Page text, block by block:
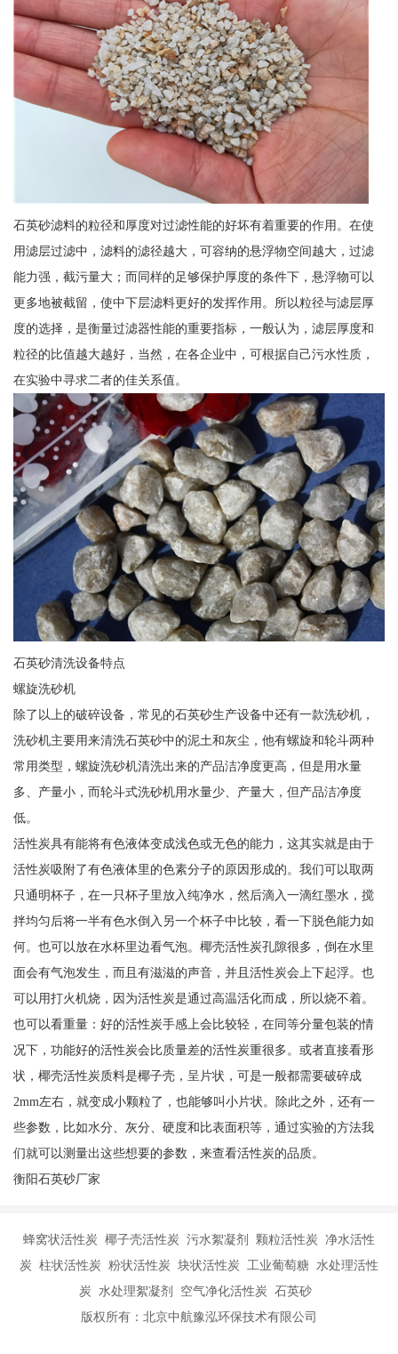
石英砂滤料的粒径和厚度对过滤性能的好坏有着重要的作用。在使
用滤层过滤中，滤料的滤径越大，可容纳的悬浮物空间越大，过滤
能力强，截污量大；而同样的足够保护厚度的条件下，悬浮物可以
更多地被截留，使中下层滤料更好的发挥作用。所以粒径与滤层厚
度的选择，是衡量过滤器性能的重要指标，一般认为，滤层厚度和
粒径的比值越大越好，当然，在各企业中，可根据自己污水性质，
在实验中寻求二者的佳关系值。
石英砂清洗设备特点
螺旋洗砂机
除了以上的破碎设备，常见的石英砂生产设备中还有一款洗砂机，
洗砂机主要用来清洗石英砂中的泥土和灰尘，他有螺旋和轮斗两种
常用类型，螺旋洗砂机清洗出来的产品洁净度更高，但是用水量
多、产量小，而轮斗式洗砂机用水量少、产量大，但产品洁净度
低。
活性炭具有能将有色液体变成浅色或无色的能力，这其实就是由于
活性炭吸附了有色液体里的色素分子的原因形成的。我们可以取两
只通明杯子，在一只杯子里放入纯净水，然后滴入一滴红墨水，搅
拌均匀后将一半有色水倒入另一个杯子中比较，看一下脱色能力如
何。也可以放在水杯里边看气泡。椰壳活性炭孔隙很多，倒在水里
面会有气泡发生，而且有滋滋的声音，并且活性炭会上下起浮。也
可以用打火机烧，因为活性炭是通过高温活化而成，所以烧不着。
也可以看重量：好的活性炭手感上会比较轻，在同等分量包装的情
况下，功能好的活性炭会比质量差的活性炭重很多。或者直接看形
状，椰壳活性炭质料是椰子壳，呈片状，可是一般都需要破碎成
2mm左右，就变成小颗粒了，也能够叫小片状。除此之外，还有一
些参数，比如水分、灰分、硬度和比表面积等，通过实验的方法我
们就可以测量出这些想要的参数，来查看活性炭的品质。
衡阳石英砂厂家
蜂窝状活性炭 椰子壳活性炭 污水絮凝剂 颗粒活性炭 净水活性
炭 柱状活性炭 粉状活性炭 块状活性炭 工业葡萄糖 水处理活性
炭 水处理絮凝剂 空气净化活性炭 石英砂
版权所有：北京中航豫泓环保技术有限公司